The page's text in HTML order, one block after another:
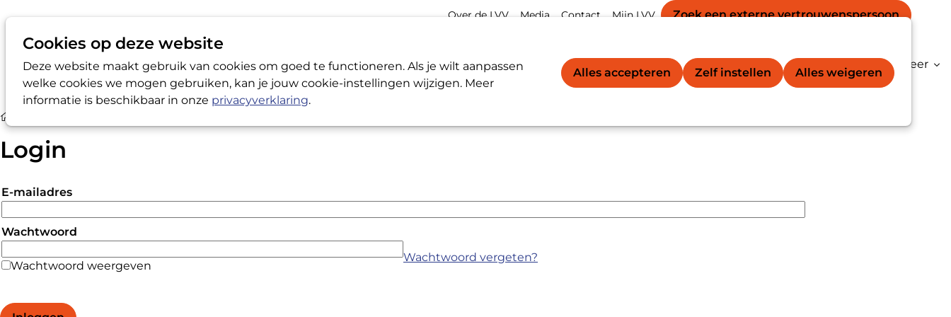
Cookies op deze website
Deze website maakt gebruik van cookies om goed te functioneren. Als je wilt aanpassen
welke cookies we mogen gebruiken, kan je jouw cookie-instellingen wijzigen. Meer
informatie is beschikbaar in onze privacyverklaring.
Alles accepteren Zelf instellen Alles weigeren
Werkgevers / Werknemers LVV-registervertrouwenspersoon® Kenniscentrum Meer
Meta
Over de LVV Media Contact
Account
Mijn LVV
Secondary
Zoek een externe vertrouwens­persoon
Login
E-mailadres
Wachtwoord
Wachtwoord weergeven
Wachtwoord vergeten?